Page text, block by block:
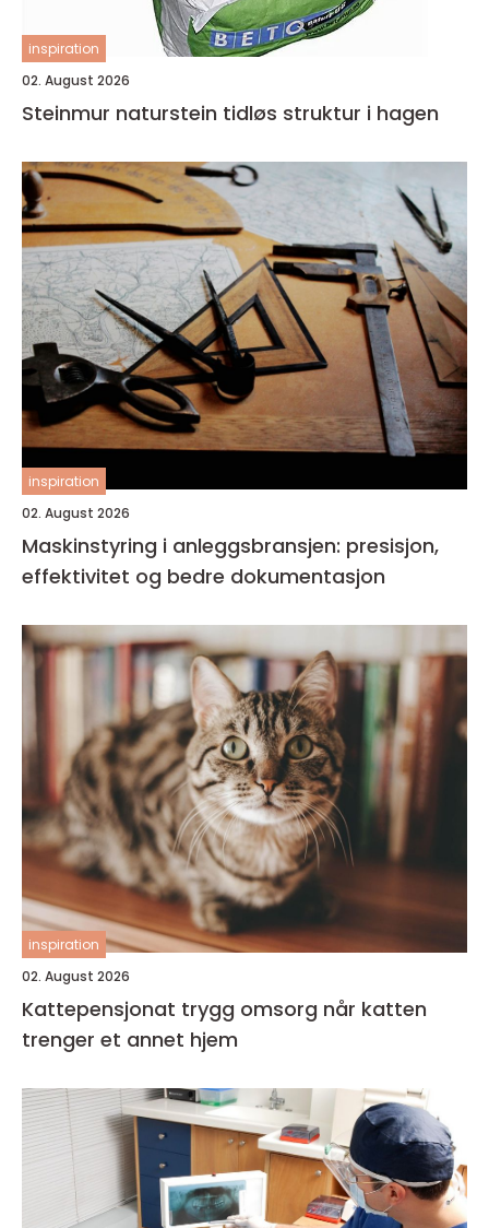
inspiration
02. August 2026
Steinmur naturstein tidløs struktur i hagen
inspiration
02. August 2026
Maskinstyring i anleggsbransjen: presisjon,
effektivitet og bedre dokumentasjon
inspiration
02. August 2026
Kattepensjonat trygg omsorg når katten
trenger et annet hjem